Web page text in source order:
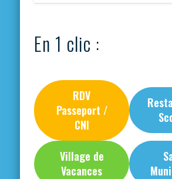
En 1 clic :
RDV
Passeport /
CNI
Village de
Vacances